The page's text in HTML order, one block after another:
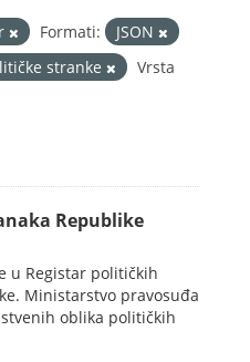
Formati:
JSON
stranke
Vrsta
Republike
u Registar političkih
Ministarstvo pravosuđa
oblika političkih